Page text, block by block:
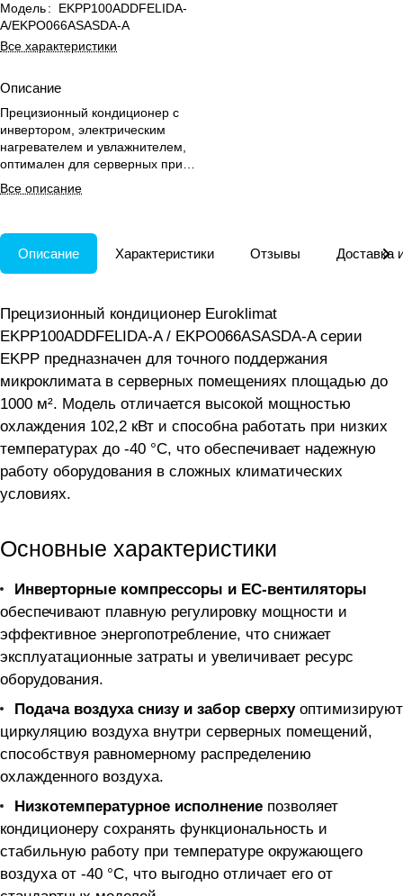
Модель:
EKPP100ADDFELIDA-
A/EKPO066ASASDA-A
Все характеристики
Описание
Прецизионный кондиционер с
инвертором, электрическим
нагревателем и увлажнителем,
оптимален для серверных при
температуре до -40 °C.
Все описание
Описание Характеристики Отзывы Доставка
Прецизионный кондиционер Euroklimat
EKPP100ADDFELIDA-A / EKPO066ASASDA-A серии
EKPP предназначен для точного поддержания
микроклимата в серверных помещениях площадью до
1000 м². Модель отличается высокой мощностью
охлаждения 102,2 кВт и способна работать при низких
температурах до -40 °C, что обеспечивает надежную
работу оборудования в сложных климатических
условиях.
Основные характеристики
Инверторные компрессоры и EC-вентиляторы
обеспечивают плавную регулировку мощности и
эффективное энергопотребление, что снижает
эксплуатационные затраты и увеличивает ресурс
оборудования.
Подача воздуха снизу и забор сверхуоптимизируют
циркуляцию воздуха внутри серверных помещений,
способствуя равномерному распределению
охлажденного воздуха.
Низкотемпературное исполнение позволяет
кондиционеру сохранять функциональность и
стабильную работу при температуре окружающего
воздуха от -40 °C, что выгодно отличает его от